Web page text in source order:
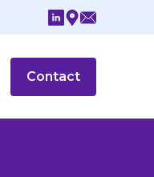
Contact